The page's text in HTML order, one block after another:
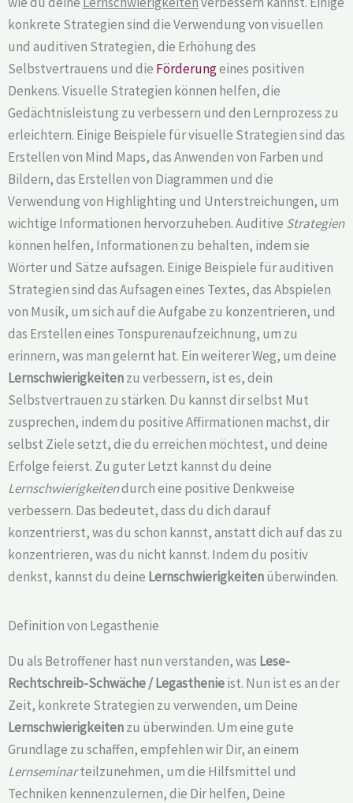
konkrete Strategien sind die Verwendung von visuellen
und auditiven Strategien, die Erhöhung des
Selbstvertrauens und die Förderungeines positiven
Denkens. Visuelle Strategien können helfen, die
Gedächtnisleistung zu verbessern und den Lernprozess zu
erleichtern. Einige Beispiele für visuelle Strategien sind das
Erstellen von Mind Maps, das Anwenden von Farben und
Bildern, das Erstellen von Diagrammen und die
Verwendung von Highlighting und Unterstreichungen, um
wichtige Informationen hervorzuheben. Auditive Strategien
können helfen, Informationen zu behalten, indem sie
Wörter und Sätze aufsagen. Einige Beispiele für auditiven
Strategien sind das Aufsagen eines Textes, das Abspielen
von Musik, um sich auf die Aufgabe zu konzentrieren, und
das Erstellen eines Tonspurenaufzeichnung, um zu
erinnern, was man gelernt hat. Ein weiterer Weg, um deine
Lernschwierigkeitenzu verbessern, ist es, dein
Selbstvertrauen zu stärken. Du kannst dir selbst Mut
zusprechen, indem du positive Affirmationen machst, dir
selbst Ziele setzt, die du erreichen möchtest, und deine
Erfolge feierst. Zu guter Letzt kannst du deine
Lernschwierigkeitendurch eine positive Denkweise
verbessern. Das bedeutet, dass du dich darauf
konzentrierst, was du schon kannst, anstatt dich auf das zu
konzentrieren, was du nicht kannst. Indem du positiv
denkst, kannst du deine Lernschwierigkeitenüberwinden.
Definition von Legasthenie
Du als Betroffener hast nun verstanden, was Lese-
Rechtschreib-Schwäche /Legasthenieist. Nun ist es an der
Zeit, konkrete Strategien zu verwenden, um Deine
Lernschwierigkeitenzu überwinden. Um eine gute
Grundlage zu schaffen, empfehlen wir Dir, an einem
Lernseminarteilzunehmen, um die Hilfsmittel und
Techniken kennenzulernen, die Dir helfen, Deine